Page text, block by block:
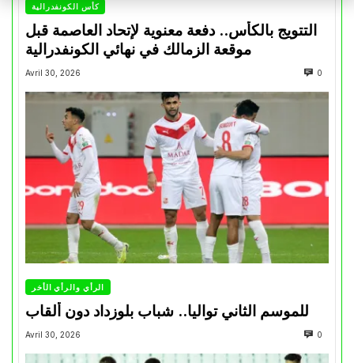
كأس الكونفدرالية
التتويج بالكأس.. دفعة معنوية لإتحاد العاصمة قبل
موقعة الزمالك في نهائي الكونفدرالية
Avril 30, 2026 0
الرأي والرأي الأخر
للموسم الثاني تواليا.. شباب بلوزداد دون ألقاب
Avril 30, 2026 0